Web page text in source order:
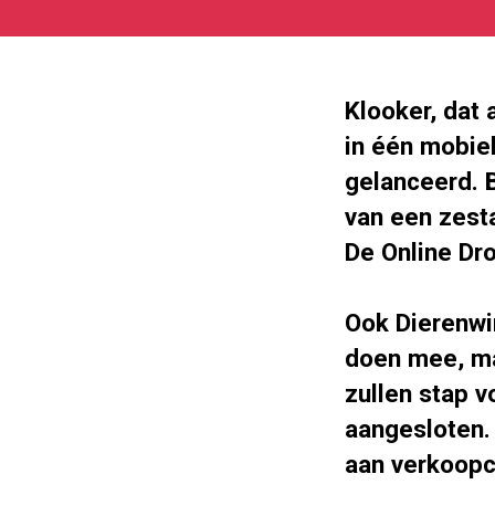
05-
Klooker, dat
in één
gelanceerd.
van een
De Online
Ook
doen mee,
zullen stap
aan